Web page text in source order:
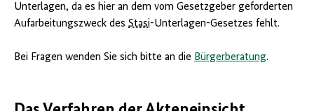
Unterlagen, da es hier an dem vom Gesetzgeber geforderten
Aufarbeitungszweck des Stasi-Unterlagen-Gesetzes fehlt.
Bei Fragen wenden Sie sich bitte an die Bürgerberatung.